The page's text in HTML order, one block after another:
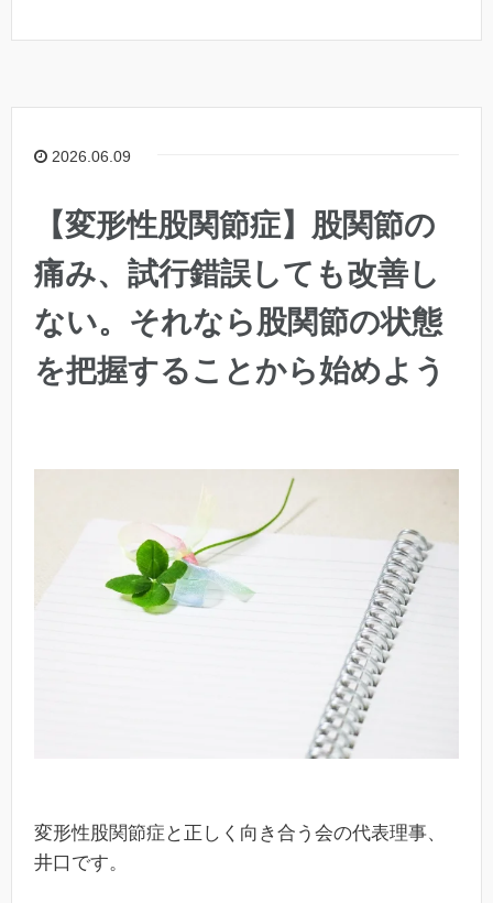
2026.06.09
【変形性股関節症】股関節の
痛み、試行錯誤しても改善し
ない。それなら股関節の状態
を把握することから始めよう
変形性股関節症と正しく向き合う会の代表理事、
井口です。